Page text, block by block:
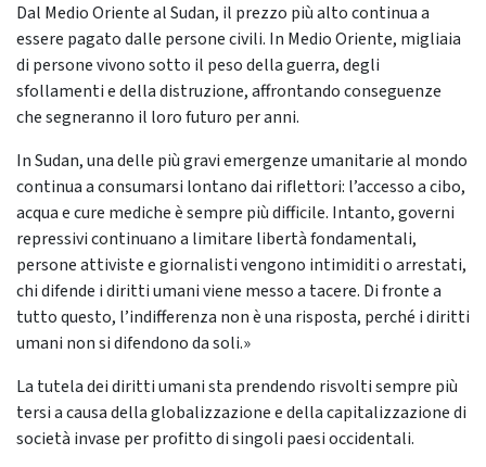
Dal Medio Oriente al Sudan, il prezzo più alto continua a
essere pagato dalle persone civili. In Medio Oriente, migliaia
di persone vivono sotto il peso della guerra, degli
sfollamenti e della distruzione, affrontando conseguenze
che segneranno il loro futuro per anni.
In Sudan, una delle più gravi emergenze umanitarie al mondo
continua a consumarsi lontano dai riflettori: l’accesso a cibo,
acqua e cure mediche è sempre più difficile. Intanto, governi
repressivi continuano a limitare libertà fondamentali,
persone attiviste e giornalisti vengono intimiditi o arrestati,
chi difende i diritti umani viene messo a tacere. Di fronte a
tutto questo, l’indifferenza non è una risposta, perché i diritti
umani non si difendono da soli.»
La tutela dei diritti umani sta prendendo risvolti sempre più
tersi a causa della globalizzazione e della capitalizzazione di
società invase per profitto di singoli paesi occidentali.